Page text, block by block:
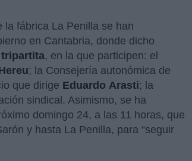
la fábrica La Penilla se han
en Cantabria, donde dicho
tripartita, en la que participen: el
; la Consejería autonómica de
que dirige Eduardo Arasti; la
sindical. Asimismo, se ha
domingo 24, a las 11 horas, que
y hasta La Penilla, para “seguir